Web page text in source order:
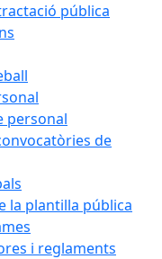
pública
personal
de
la plantilla pública
i reglaments